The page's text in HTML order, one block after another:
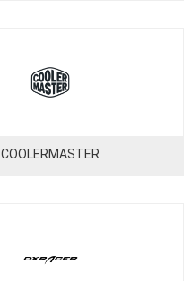
COOLERMASTER